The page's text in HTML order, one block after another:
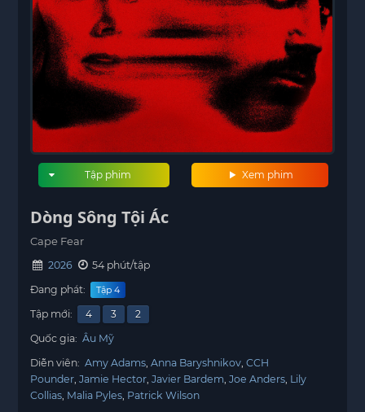
Xem phim
Tập phim
Dòng Sông Tội Ác
Cape Fear
2026
54 phút/tập
Đang phát:
Tập 4
Tập mới: 4 3
2
Quốc gia: Âu Mỹ
Diễn viên: Amy Adams Anna Baryshnikov CCH
Pounder Jamie Hector Javier Bardem Joe Anders Lily
Collias Malia Pyles Patrick Wilson